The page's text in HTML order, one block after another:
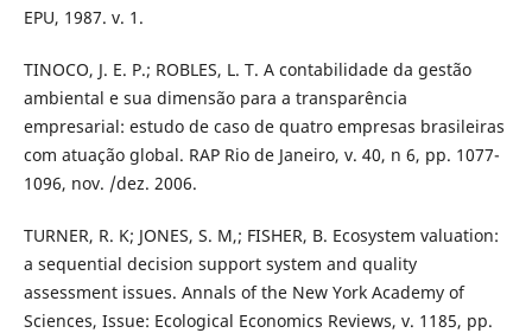
EPU, 1987. v. 1.
TINOCO, J. E. P.; ROBLES, L. T. A contabilidade da gestão
ambiental e sua dimensão para a transparência
empresarial: estudo de caso de quatro empresas brasileiras
com atuação global. RAP Rio de Janeiro, v. 40, n 6, pp. 1077-
1096, nov. /dez. 2006.
TURNER, R. K; JONES, S. M,; FISHER, B. Ecosystem valuation:
a sequential decision support system and quality
assessment issues. Annals of the New York Academy of
Sciences, Issue: Ecological Economics Reviews, v. 1185, pp.